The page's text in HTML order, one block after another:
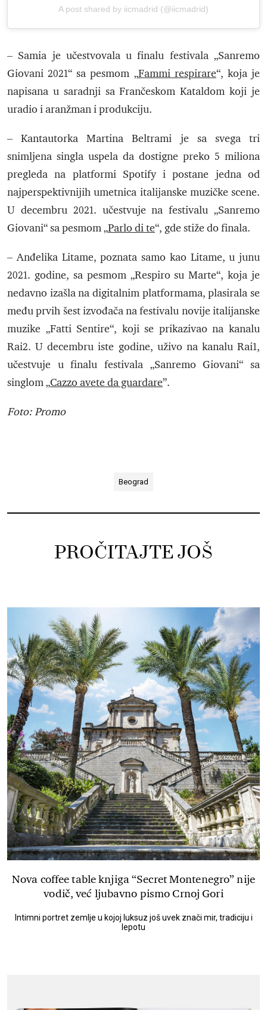
A post shared by iicmadrid (@iicmadrid)
– Samia je učestvovala u finalu festivala „Sanremo
Giovani 2021“ sa pesmom „Fammi respirare“, koja je
napisana u saradnji sa Frančeskom Kataldom koji je
uradio i aranžman i produkciju.
– Kantautorka Martina Beltrami je sa svega tri
snimljena singla uspela da dostigne preko 5 miliona
pregleda na platformi Spotify i postane jedna od
najperspektivnijih umetnica italijanske muzičke scene.
U decembru 2021. učestvuje na festivalu „Sanremo
Giovani“ sa pesmom „Parlo di te“, gde stiže do finala.
– Anđelika Litame, poznata samo kao Litame, u junu
2021. godine, sa pesmom „Respiro su Marte“, koja je
nedavno izašla na digitalnim platformama, plasirala se
među prvih šest izvođača na festivalu novije italijanske
muzike „Fatti Sentire“, koji se prikazivao na kanalu
Rai2. U decembru iste godine, uživo na kanalu Rai1,
učestvuje u finalu festivala „Sanremo Giovani“ sa
singlom „Cazzo avete da guardare”.
Foto: Promo
Beograd
PROČITAJTE JOŠ
Nova coffee table knjiga “Secret Montenegro” nije
vodič, već ljubavno pismo Crnoj Gori
Intimni portret zemlje u kojoj luksuz još uvek znači mir, tradiciju i
lepotu